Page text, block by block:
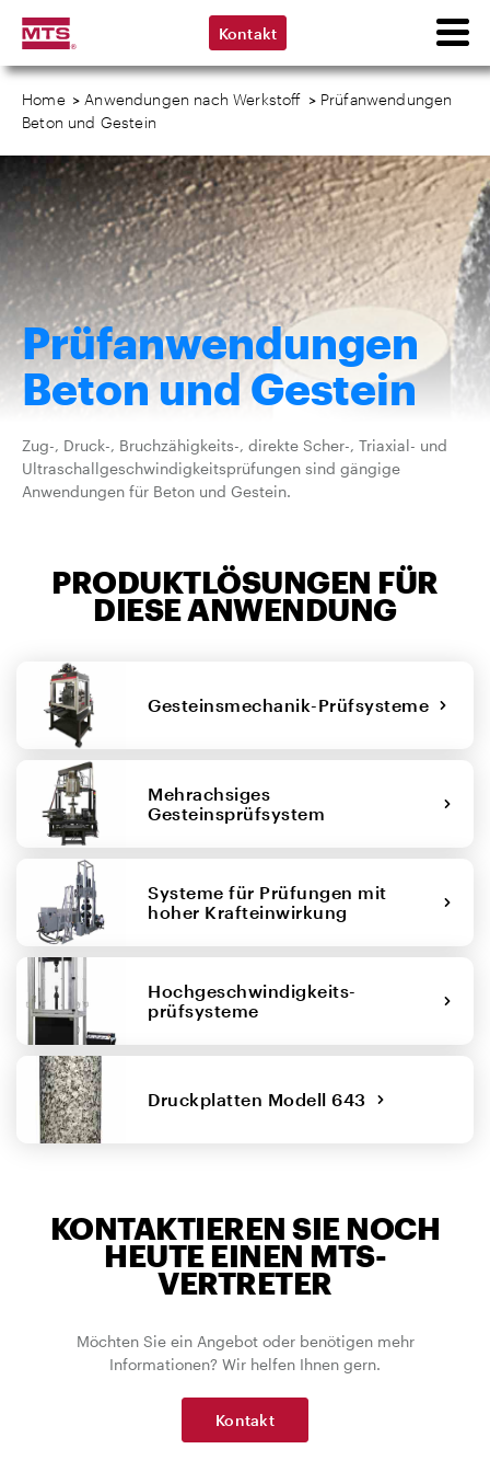
Kontakt
Home > Anwendungen nach Werkstoff > Prüfanwendungen
Beton und Gestein
Prüfanwendungen
Beton und Gestein
Zug-, Druck-, Bruchzähigkeits-, direkte Scher-, Triaxial- und
Ultraschallgeschwindigkeitsprüfungen sind gängige
Anwendungen für Beton und Gestein.
PRODUKTLÖSUNGEN FÜR
DIESE ANWENDUNG
Gesteinsmechanik-Prüfsysteme
Mehrachsiges
Gesteinsprüfsystem
Systeme für Prüfungen mit
hoher Krafteinwirkung
Hochgeschwindigkeits-
prüfsysteme
Druckplatten Modell 643
KONTAKTIEREN SIE NOCH
HEUTE EINEN MTS-
VERTRETER
Möchten Sie ein Angebot oder benötigen mehr
Informationen? Wir helfen Ihnen gern.
Kontakt